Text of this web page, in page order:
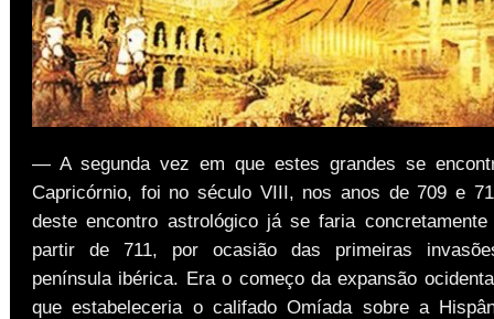
— A segunda vez em que estes grandes se
Capricórnio, foi no século VIII, nos anos de 709 e
deste encontro astrológico já se faria
partir de 711, por ocasião das primeiras
península ibérica. Era o começo da expansão
que estabeleceria o califado Omíada sobre a